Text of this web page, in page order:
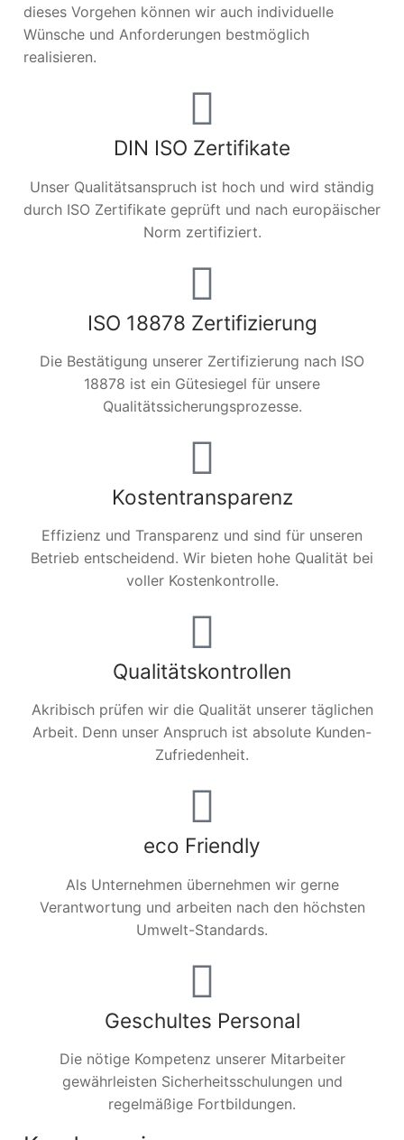
dieses Vorgehen können wir auch individuelle
Wünsche und Anforderungen bestmöglich
realisieren.
DIN ISO Zertifikate
Unser Qualitätsanspruch ist hoch und wird ständig
durch ISO Zertifikate geprüft und nach europäischer
Norm zertifiziert.
ISO 18878 Zertifizierung
Die Bestätigung unserer Zertifizierung nach ISO
18878 ist ein Gütesiegel für unsere
Qualitätssicherungsprozesse.
Kostentransparenz
Effizienz und Transparenz und sind für unseren
Betrieb entscheidend. Wir bieten hohe Qualität bei
voller Kostenkontrolle.
Qualitätskontrollen
Akribisch prüfen wir die Qualität unserer täglichen
Arbeit. Denn unser Anspruch ist absolute Kunden-
Zufriedenheit.
eco Friendly
Als Unternehmen übernehmen wir gerne
Verantwortung und arbeiten nach den höchsten
Umwelt-Standards.
Geschultes Personal
Die nötige Kompetenz unserer Mitarbeiter
gewährleisten Sicherheitsschulungen und
regelmäßige Fortbildungen.